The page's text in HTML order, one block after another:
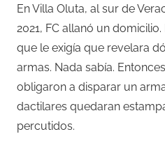
En Villa Oluta, al sur de
2021, FC allanó un
que le exigía que revelara
armas. Nada sabía.
obligaron a disparar un
dactilares quedaran
percutidos.